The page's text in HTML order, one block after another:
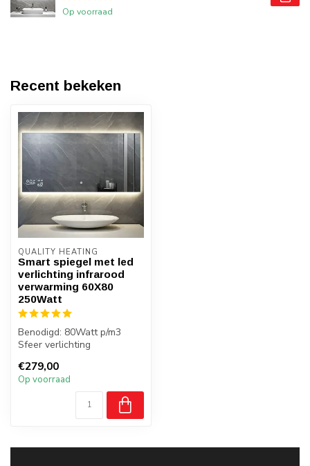
Op voorraad
Recent bekeken
QUALITY HEATING
Smart spiegel met led
verlichting infrarood
verwarming 60X80
250Watt
Benodigd: 80Watt p/m3
Sfeer verlichting
Badkamer: Ja, zone 2, 3
€279,00
Op voorraad